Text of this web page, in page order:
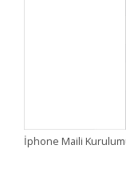
İphone Maili